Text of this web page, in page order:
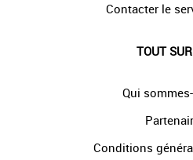
Contacter le
TOUT
Qui
Conditions